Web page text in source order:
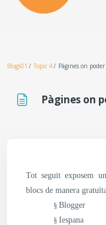
Blogs01 Topic 4 Pàgines on
Pàgines on
Tot seguit exposem
blocs de manera
§ Blogger
§ Iespana